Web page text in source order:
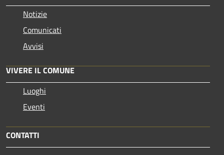
Notizie
Comunicati
Avvisi
VIVERE IL COMUNE
Luoghi
Eventi
CONTATTI